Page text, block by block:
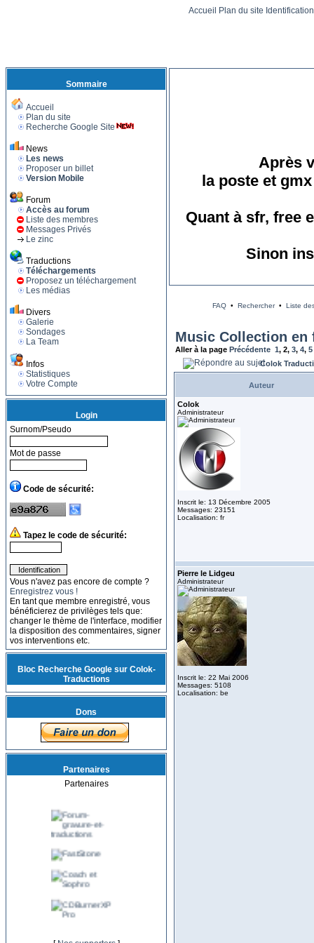
Accueil Plan du site
Sommaire
Accueil
Plan du site
Recherche Google Site
News
Les news
Proposer un billet
Version Mobile
Forum
Accès au forum
Liste des membres
Messages Privés
Le zinc
Traductions
Téléchargements
Proposez un téléchargement
Les médias
Divers
Galerie
Sondages
La Team
Infos
Statistiques
Votre Compte
Login
Surnom/Pseudo
Mot de passe
Code de sécurité:
Tapez le code de sécurité:
Vous n'avez pas encore de compte ?
Enregistrez vous !
En tant que membre enregistré, vous
bénéficierez de privilèges tels que:
changer le thème de l'interface, modifier
la disposition des commentaires, signer
vos interventions etc.
Bloc Recherche Google sur Colok-
Traductions
Dons
Partenaires
Partenaires
Après
la poste et
Quant à sfr, free
Sinon
FAQ• Rechercher• Liste
Music Collection en
Aller à la page Précédente 1, 2, 3, 4, 5
Colok
Auteur
Colok
Administrateur
Inscrit le: 13 Décembre 2005
Messages: 23151
Localisation: fr
Pierre le Lidgeu
Administrateur
Inscrit le: 22 Mai 2006
Messages: 5108
Localisation: be